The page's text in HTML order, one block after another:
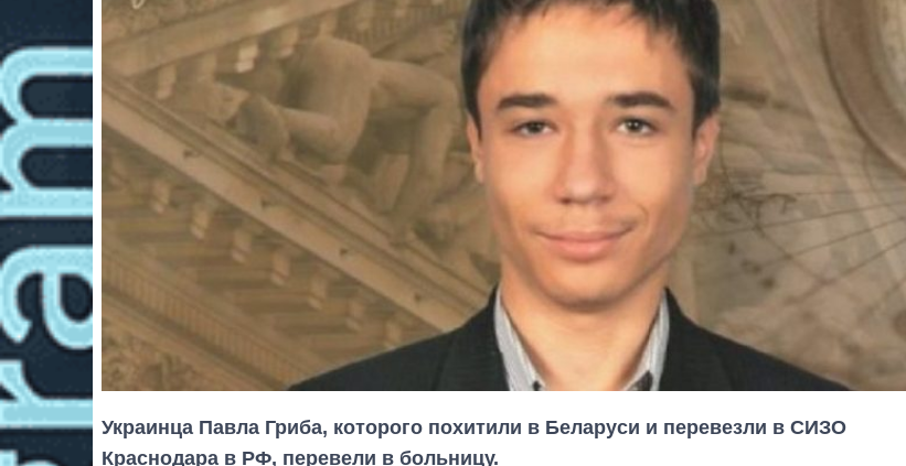
Украинца Павла Гриба, которого похитили в Беларуси и перевезли в СИЗО
Краснодара в РФ, перевели в больницу.